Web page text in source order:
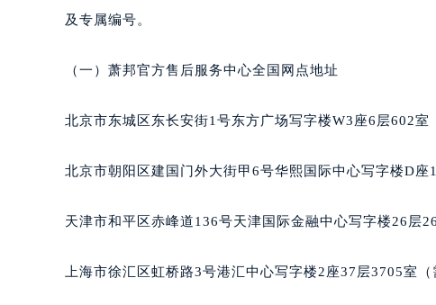
黑龙江省鹤岗市向阳区红军路萧邦售后服
黑龙江省鸡西市鸡冠区红军路萧邦售后服
黑龙江省牡丹江市东安区太平路萧邦售后
黑龙江省齐齐哈尔市龙沙区龙华路萧邦售
黑龙江省绥化市北林区新华街与康庄路交
及专属编号。
（一）萧邦官方售后服务中心全国网点地址
北京市东城区东长安街1号东方广场写字楼W3座6层602室
北京市朝阳区建国门外大街甲6号华熙国际中心写字楼D座
天津市和平区赤峰道136号天津国际金融中心写字楼26层
上海市徐汇区虹桥路3号港汇中心写字楼2座37层3705室（